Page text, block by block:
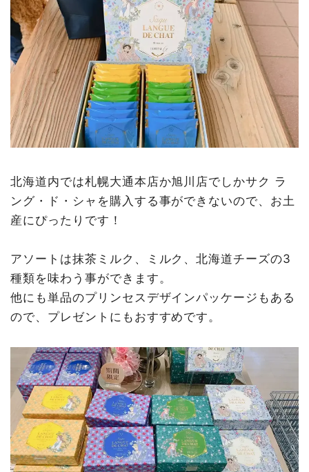
北海道内では札幌大通本店か旭川店でしかサク ラ
ング・ド・シャを購入する事ができないので、お土
産にぴったりです！
アソートは抹茶ミルク、ミルク、北海道チーズの3
種類を味わう事ができます。
他にも単品のプリンセスデザインパッケージもある
ので、プレゼントにもおすすめです。